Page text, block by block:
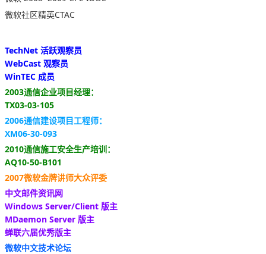
微软社区精英CTAC
TechNet 活跃观察员
WebCast 观察员
WinTEC 成员
2003通信企业项目经理：
TX03-03-105
2006通信建设项目工程师：
XM06-30-093
2010通信施工安全生产培训：
AQ10-50-B101
2007微软金牌讲师大众评委
中文邮件资讯网
Windows Server/Client 版主
MDaemon Server 版主
蝉联六届优秀版主
微软中文技术论坛